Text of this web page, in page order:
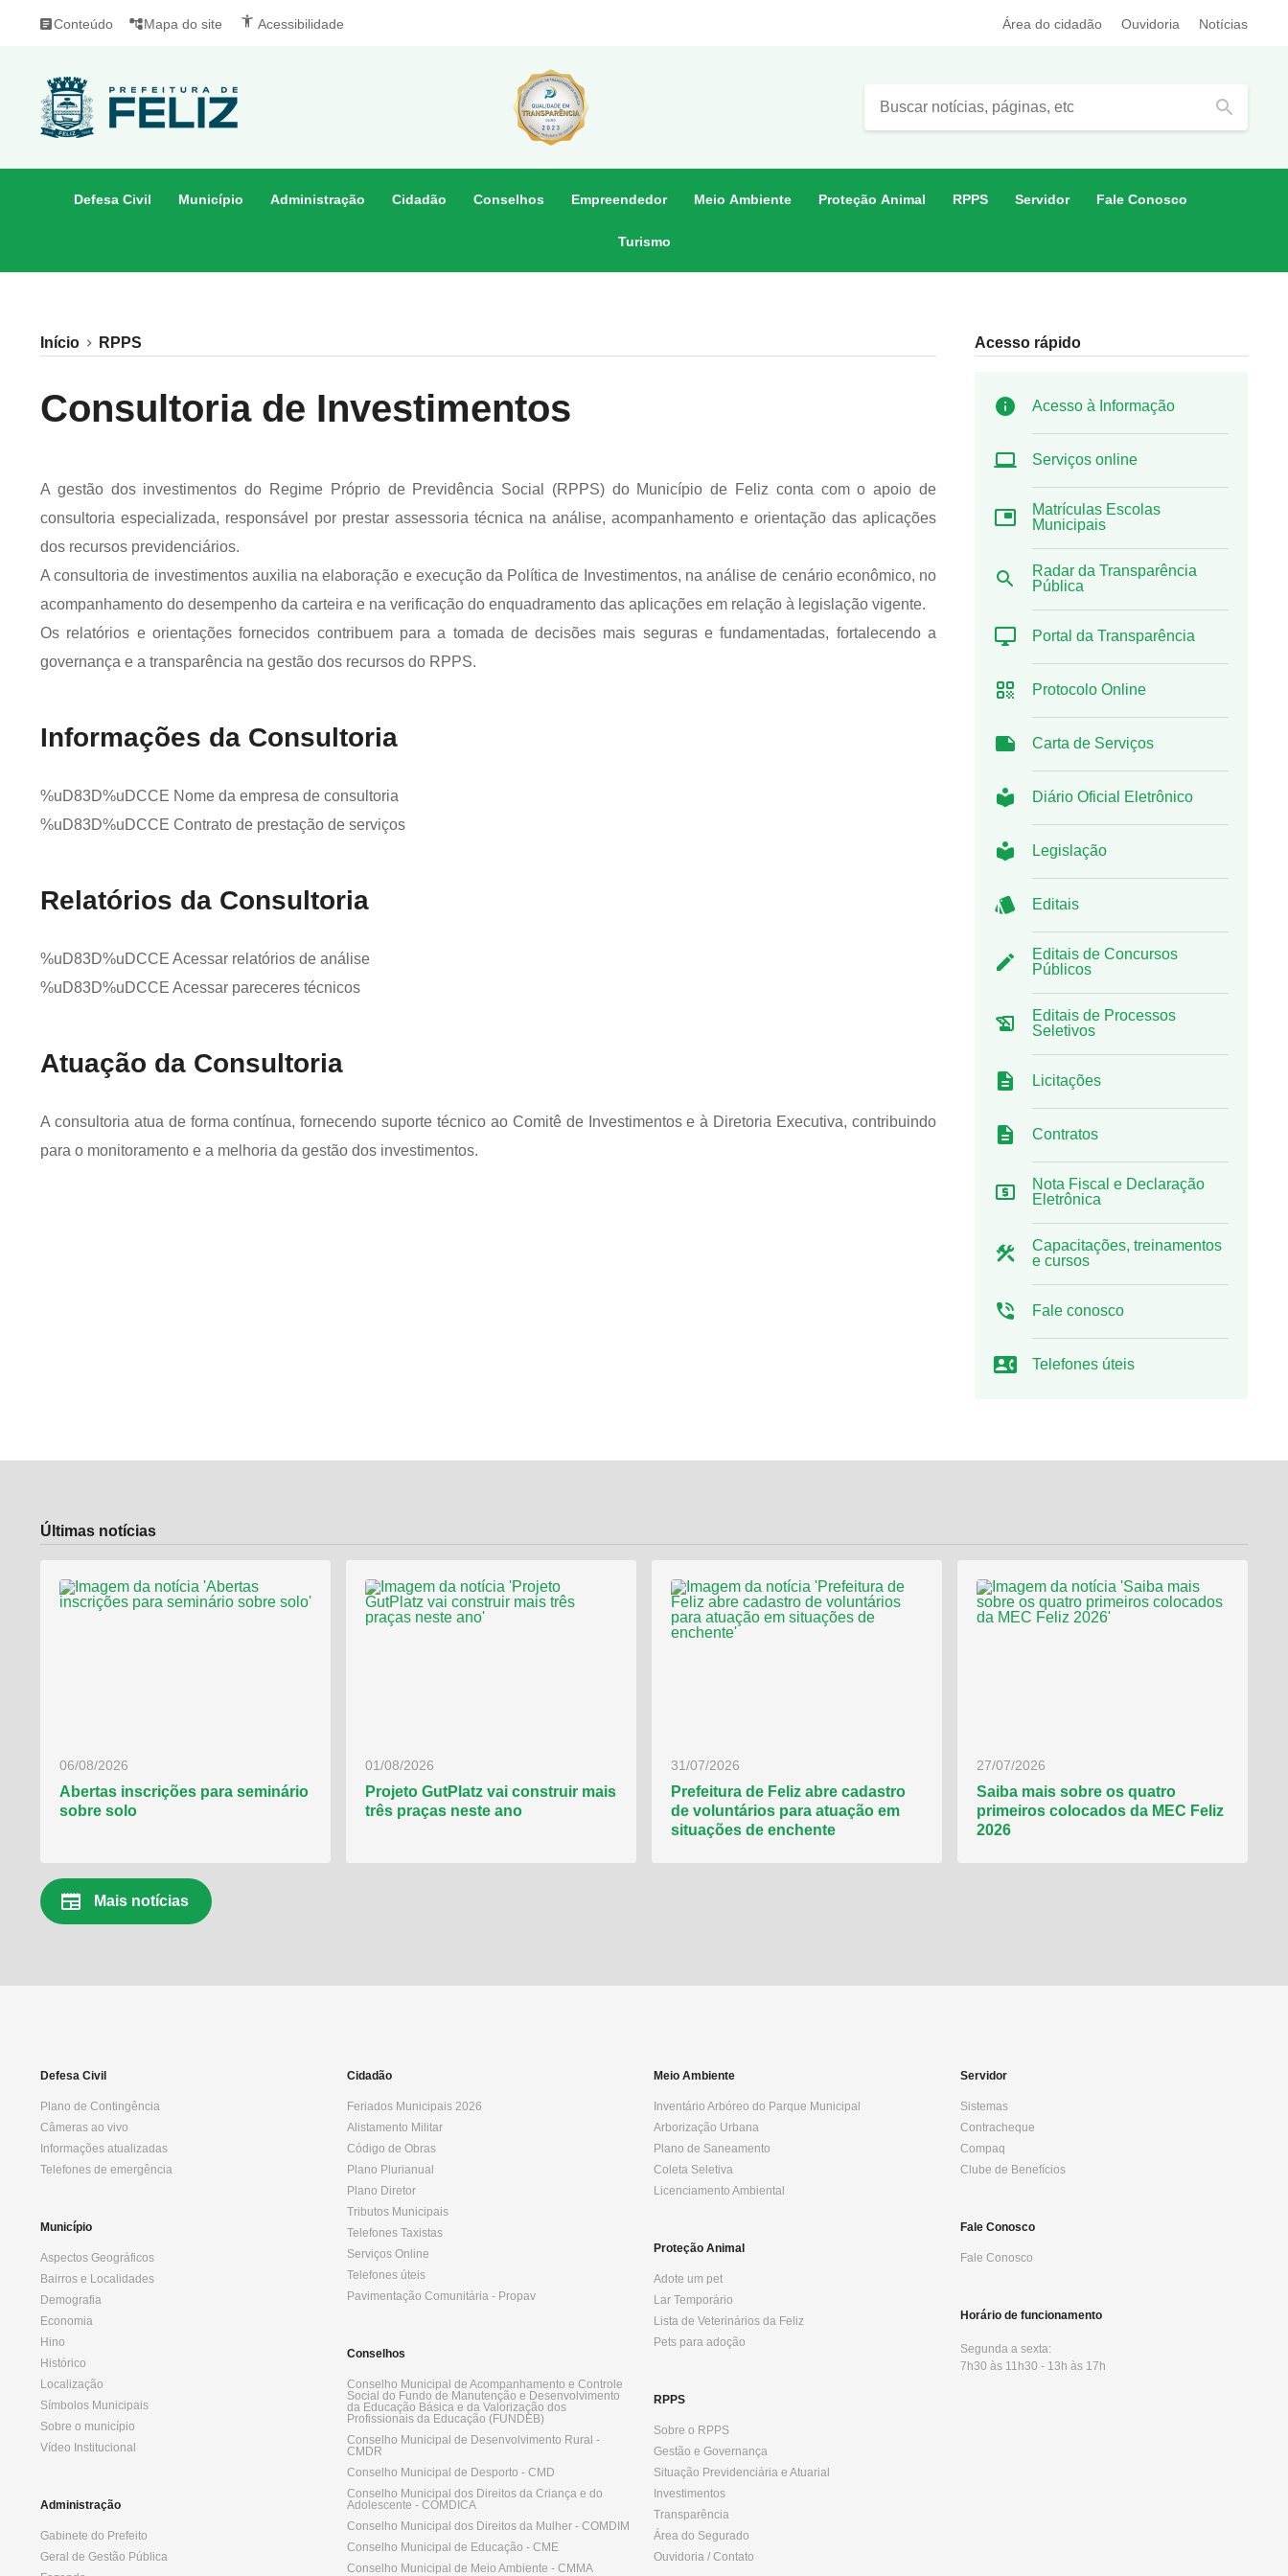
articleConteúdo account_treeMapa do site accessibility_new Acessibilidade Área do cidadão Ouvidoria Notícias
search
Defesa Civil Município Administração Cidadão Conselhos Empreendedor Meio Ambiente Proteção Animal RPPS Servidor Fale Conosco
Turismo
Início RPPS
Consultoria de Investimentos
A gestão dos investimentos do Regime Próprio de Previdência Social (RPPS) do Município de Feliz conta com o apoio de
consultoria especializada, responsável por prestar assessoria técnica na análise, acompanhamento e orientação das aplicações
dos recursos previdenciários.
A consultoria de investimentos auxilia na elaboração e execução da Política de Investimentos, na análise de cenário econômico, no
acompanhamento do desempenho da carteira e na verificação do enquadramento das aplicações em relação à legislação vigente.
Os relatórios e orientações fornecidos contribuem para a tomada de decisões mais seguras e fundamentadas, fortalecendo a
governança e a transparência na gestão dos recursos do RPPS.
Informações da Consultoria
%uD83D%uDCCE Nome da empresa de consultoria
%uD83D%uDCCE Contrato de prestação de serviços
Relatórios da Consultoria
%uD83D%uDCCE Acessar relatórios de análise
%uD83D%uDCCE Acessar pareceres técnicos
Atuação da Consultoria
A consultoria atua de forma contínua, fornecendo suporte técnico ao Comitê de Investimentos e à Diretoria Executiva, contribuindo
para o monitoramento e a melhoria da gestão dos investimentos.
Acesso rápido
Acesso à Informação
Serviços online
Matrículas Escolas
Municipais
Radar da Transparência
Pública
Portal da Transparência
Protocolo Online
Carta de Serviços
Diário Oficial Eletrônico
Legislação
Editais
Editais de Concursos
Públicos
Editais de Processos
Seletivos
Licitações
Contratos
Nota Fiscal e Declaração
Eletrônica
Capacitações, treinamentos
e cursos
Fale conosco
Telefones úteis
Últimas notícias
06/08/2026
Abertas inscrições para seminário
sobre solo
01/08/2026
Projeto GutPlatz vai construir mais
três praças neste ano
31/07/2026
Prefeitura de Feliz abre cadastro
de voluntários para atuação em
situações de enchente
27/07/2026
Saiba mais sobre os quatro
primeiros colocados da MEC Feliz
2026
newspaper Mais notícias
Defesa Civil
Plano de Contingência
Câmeras ao vivo
Informações atualizadas
Telefones de emergência
Município
Aspectos Geográficos
Bairros e Localidades
Demografia
Economia
Hino
Histórico
Localização
Símbolos Municipais
Sobre o município
Vídeo Institucional
Administração
Gabinete do Prefeito
Geral de Gestão Pública
Cidadão
Feriados Municipais 2026
Alistamento Militar
Código de Obras
Plano Plurianual
Plano Diretor
Tributos Municipais
Telefones Taxistas
Serviços Online
Telefones úteis
Pavimentação Comunitária - Propav
Conselhos
Conselho Municipal de Acompanhamento e Controle
Social do Fundo de Manutenção e Desenvolvimento
da Educação Básica e da Valorização dos
Profissionais da Educação (FUNDEB)
Conselho Municipal de Desenvolvimento Rural -
CMDR
Conselho Municipal de Desporto - CMD
Conselho Municipal dos Direitos da Criança e do
Adolescente - COMDICA
Conselho Municipal dos Direitos da Mulher - COMDIM
Conselho Municipal de Educação - CME
Conselho Municipal de Meio Ambiente - CMMA
Meio Ambiente
Inventário Arbóreo do Parque Municipal
Arborização Urbana
Plano de Saneamento
Coleta Seletiva
Licenciamento Ambiental
Proteção Animal
Adote um pet
Lar Temporário
Lista de Veterinários da Feliz
Pets para adoção
RPPS
Sobre o RPPS
Gestão e Governança
Situação Previdenciária e Atuarial
Investimentos
Transparência
Área do Segurado
Ouvidoria / Contato
Servidor
Sistemas
Contracheque
Compaq
Clube de Benefícios
Fale Conosco
Fale Conosco
Horário de funcionamento
Segunda a sexta:
7h30 às 11h30 - 13h às 17h